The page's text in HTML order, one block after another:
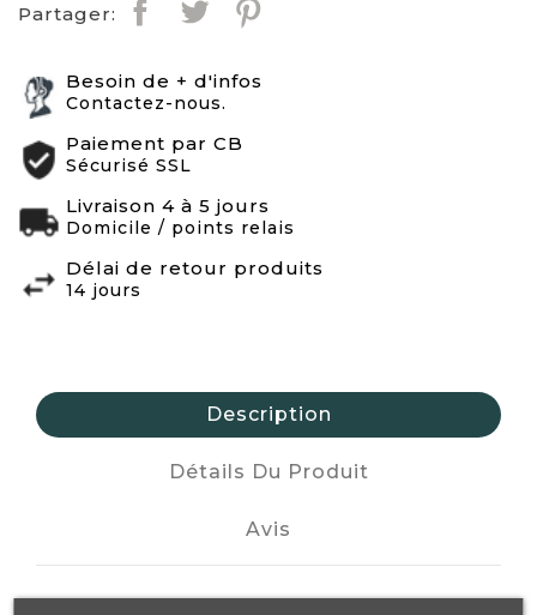
Partager:
Besoin de + d'infos
Contactez-nous.
Paiement par CB
Sécurisé SSL
Livraison 4 à 5 jours
Domicile / points relais
Délai de retour produits
14 jours
Description
Détails Du Produit
Avis